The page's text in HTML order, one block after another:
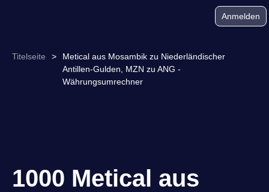
Anmelden
Titelseite >
Metical aus Mosambik zu Niederländischer
Antillen-Gulden, MZN zu ANG -
Währungsumrechner
1000 Metical aus